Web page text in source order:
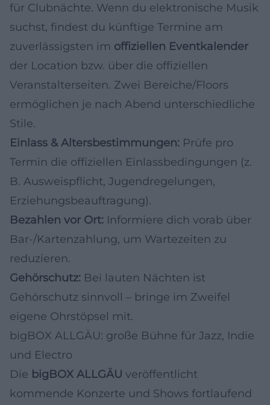
für Clubnächte. Wenn du elektronische Musik
suchst, findest du künftige Termine am
zuverlässigsten im offiziellen Eventkalender
der Location bzw. über die offiziellen
Veranstalterseiten. Zwei Bereiche/Floors
ermöglichen je nach Abend unterschiedliche
Stile.
Einlass & Altersbestimmungen: Prüfe pro
Termin die offiziellen Einlassbedingungen (z.
B. Ausweispflicht, Jugendregelungen,
Erziehungsbeauftragung).
Bezahlen vor Ort: Informiere dich vorab über
Bar-/Kartenzahlung, um Wartezeiten zu
reduzieren.
Gehörschutz: Bei lauten Nächten ist
Gehörschutz sinnvoll – bringe im Zweifel
eigene Ohrstöpsel mit.
bigBOX ALLGÄU: große Bühne für Jazz, Indie
und Electro
Die bigBOX ALLGÄU veröffentlicht
kommende Konzerte und Shows fortlaufend